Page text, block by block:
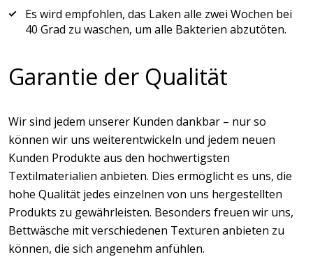
Es wird empfohlen, das Laken alle zwei Wochen bei
40 Grad zu waschen, um alle Bakterien abzutöten.
Garantie der Qualität
Wir sind jedem unserer Kunden dankbar – nur so
können wir uns weiterentwickeln und jedem neuen
Kunden Produkte aus den hochwertigsten
Textilmaterialien anbieten. Dies ermöglicht es uns, die
hohe Qualität jedes einzelnen von uns hergestellten
Produkts zu gewährleisten. Besonders freuen wir uns,
Bettwäsche mit verschiedenen Texturen anbieten zu
können, die sich angenehm anfühlen.